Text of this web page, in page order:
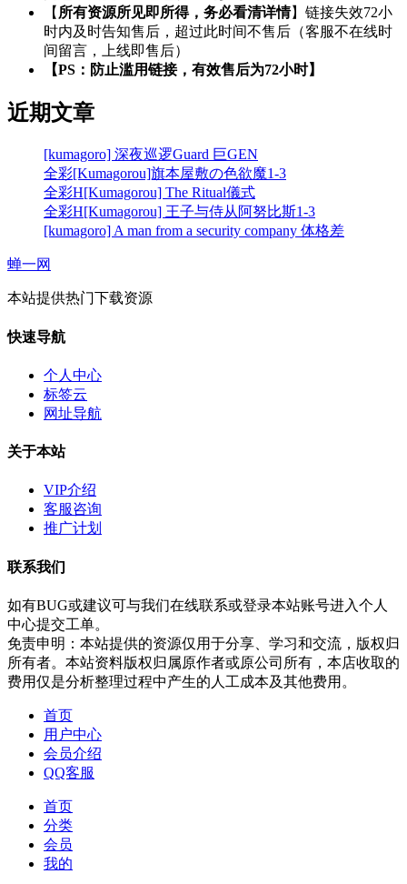
【 所有资源所见即所得，务必看清详情】链接失效72小
时内及时告知售后，超过此时间不售后（客服不在线时
间留言，上线即售后）
【PS：防止滥用链接，有效售后为72小时】
近期文章
[kumagoro] 深夜巡逻Guard 巨GEN
全彩[Kumagorou]旗本屋敷の色欲魔1-3
全彩H[Kumagorou] The Ritual儀式
全彩H[Kumagorou] 王子与侍从阿努比斯1-3
[kumagoro] A man from a security company 体格差
蝉一网
本站提供热门下载资源
快速导航
个人中心
标签云
网址导航
关于本站
VIP介绍
客服咨询
推广计划
联系我们
如有BUG或建议可与我们在线联系或登录本站账号进入个人
中心提交工单。
免责申明：本站提供的资源仅用于分享、学习和交流，版权归
所有者。本站资料版权归属原作者或原公司所有，本店收取的
费用仅是分析整理过程中产生的人工成本及其他费用。
首页
用户中心
会员介绍
QQ客服
首页
分类
会员
我的